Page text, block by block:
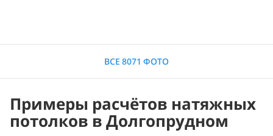
ВСЕ 8071 ФОТО
Примеры расчётов натяжных
потолков в Долгопрудном